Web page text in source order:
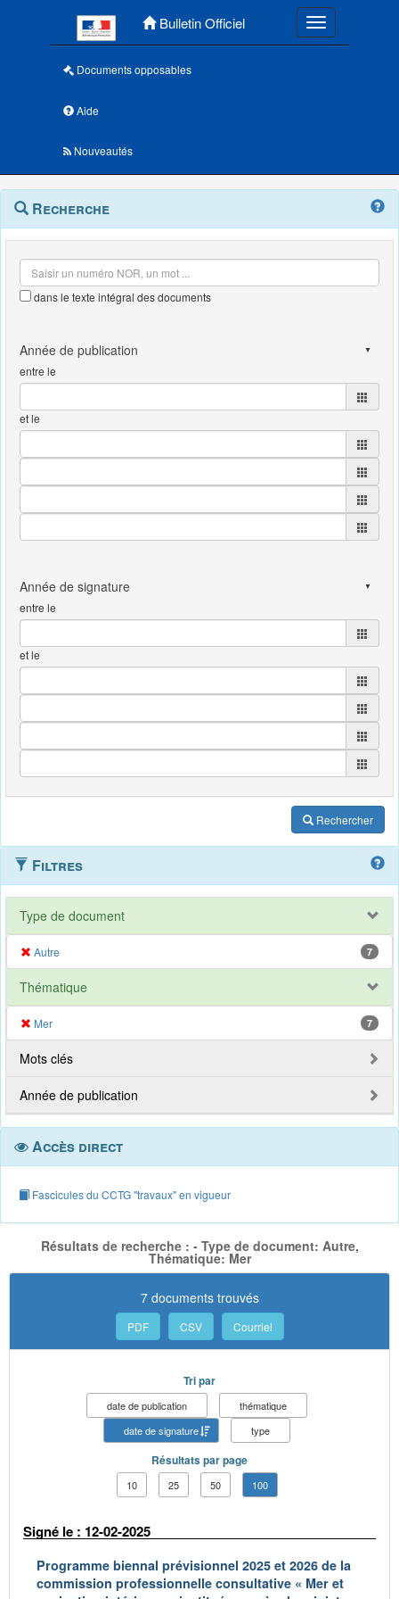
Bulletin Officiel Toggle
Documents opposables
Aide
Nouveautés
Navigation
outils
Menu
contextuel
Recherche
dans le texte intégral des documents
entre le
et le
entre le
et le
Rechercher
Filtres
Type de document
Autre 7
Thématique
Mer 7
Mots clés
Année de publication
Accès direct
Fascicules du CCTG "travaux" en vigueur
Résultats de recherche : - Type de document: Autre,
Thématique: Mer
7 documents trouvés
PDF CSV Courriel
Tri par
date de publication
thématique
date de signature
type
Résultats par page
10 25 50 100
Signé le : 12-02-2025
Programme biennal prévisionnel 2025 et 2026 de la
commission professionnelle consultative « Mer et